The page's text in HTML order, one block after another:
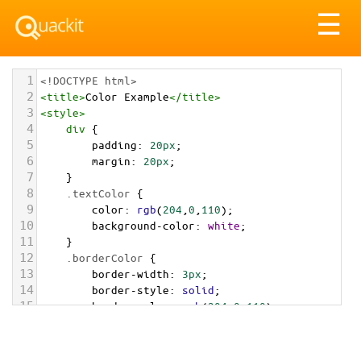
☰
1 <!DOCTYPE html>
2 <title>Color Example</title>
3 <style>
4 div {
5 padding: 20px;
6 margin: 20px;
7 }
8 .textColor {
9 color: rgb(204 0 110);
10 background-color: white;
11 }
12 .borderColor {
13 border-width: 3px;
14 border-style: solid;
15 border-color: rgb(204,0,110);